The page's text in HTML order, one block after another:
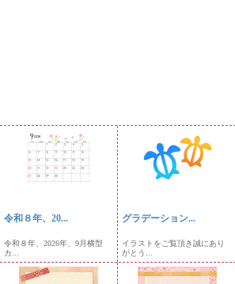
令和８年、20...
令和８年、2026年、9月横型
カ...
グラデーション...
イラストをご覧頂き誠にあり
がとう...